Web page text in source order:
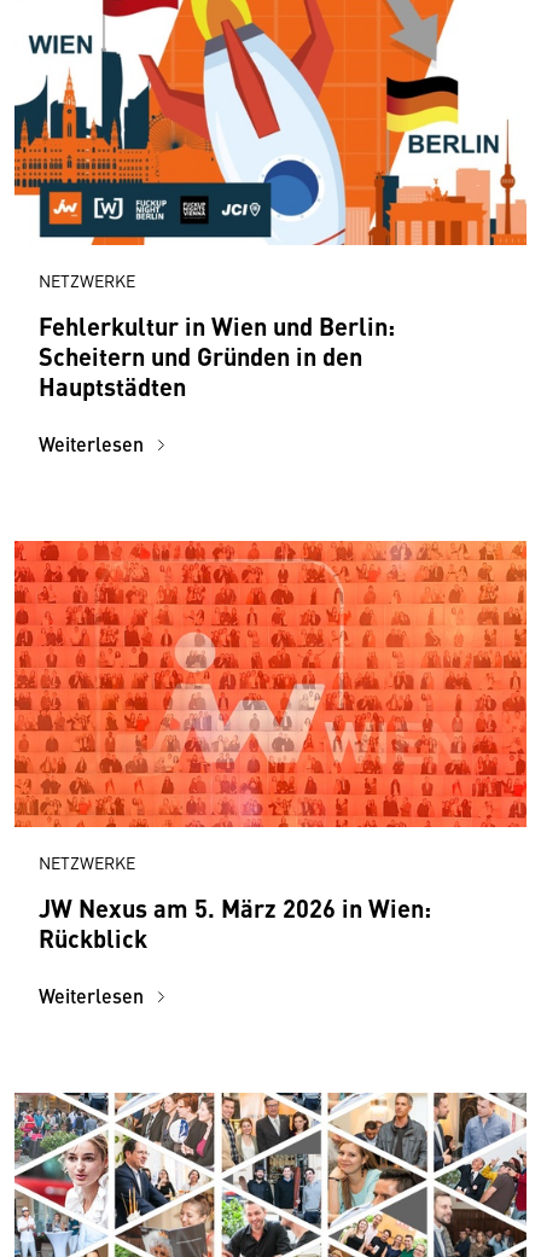
NETZWERKE
Fehlerkultur in Wien und Berlin:
Scheitern und Gründen in den
Hauptstädten
Weiterlesen
NETZWERKE
JW Nexus am 5. März 2026 in Wien:
Rückblick
Weiterlesen